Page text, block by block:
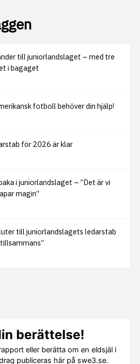
till juniorlandslaget – med tre
i bagaget
fotboll behöver din hjälp!
för 2026 är klar
i juniorlandslaget – ”Det är vi
magin”
till juniorlandslagets ledarstab
berättelse!
eller berätta om en eldsjäl i
publiceras här på swe3.se.